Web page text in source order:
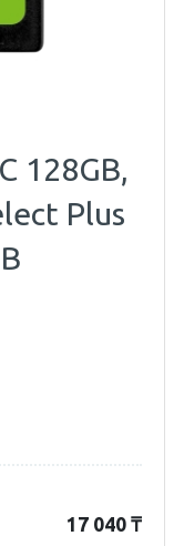
128GB,
Plus
17 040 ₸